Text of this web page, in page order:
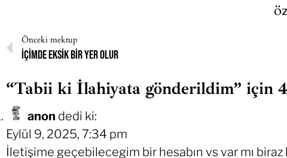
Önceki mektup
İçimde eksik bir yer olur
“Tabii ki İlahiyata gönderildim” için
anon dedi ki:
Eylül 9, 2025, 7:34 pm
İletişime geçebilecegim bir hesabın vs var mı